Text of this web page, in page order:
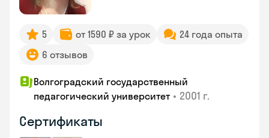
5 от 1590 ₽ за урок
24 года опыта
6 отзывов
Волгоградский государственный
педагогический университет • 2001 г.
Сертификаты